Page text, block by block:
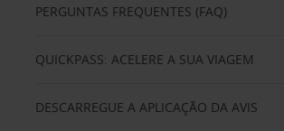
PERGUNTAS FREQUENTES (FAQ)
QUICKPASS: ACELERE A SUA VIAGEM
DESCARREGUE A APLICAÇÃO DA AVIS